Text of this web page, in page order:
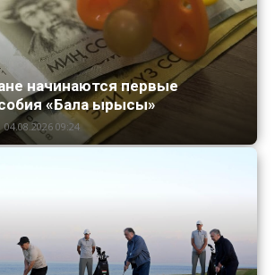
начинаются первые
«Бала ырысы»
04.08.2026 09:24